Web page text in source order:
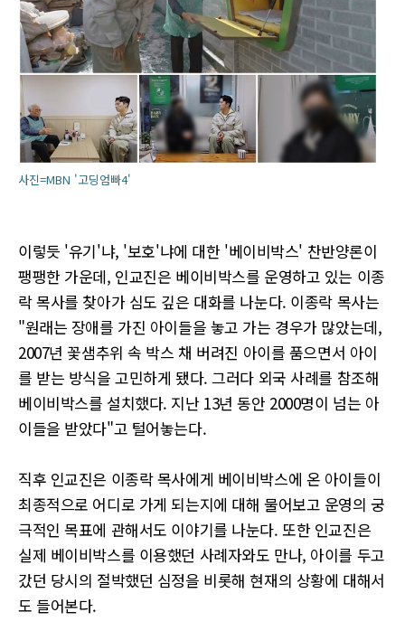
사진=MBN '고딩엄빠4'
이렇듯 '유기'냐, '보호'냐에 대한 '베이비박스' 찬반양론이
팽팽한 가운데, 인교진은 베이비박스를 운영하고 있는 이종
락 목사를 찾아가 심도 깊은 대화를 나눈다. 이종락 목사는
"원래는 장애를 가진 아이들을 놓고 가는 경우가 많았는데,
2007년 꽃샘추위 속 박스 채 버려진 아이를 품으면서 아이
를 받는 방식을 고민하게 됐다. 그러다 외국 사례를 참조해
베이비박스를 설치했다. 지난 13년 동안 2000명이 넘는 아
이들을 받았다"고 털어놓는다.
직후 인교진은 이종락 목사에게 베이비박스에 온 아이들이
최종적으로 어디로 가게 되는지에 대해 물어보고 운영의 궁
극적인 목표에 관해서도 이야기를 나눈다. 또한 인교진은
실제 베이비박스를 이용했던 사례자와도 만나, 아이를 두고
갔던 당시의 절박했던 심정을 비롯해 현재의 상황에 대해서
도 들어본다.